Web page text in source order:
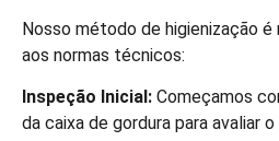
Nosso método de higienização
aos normas técnicos:
Inspeção Inicial: Começamos
da caixa de gordura para avaliar